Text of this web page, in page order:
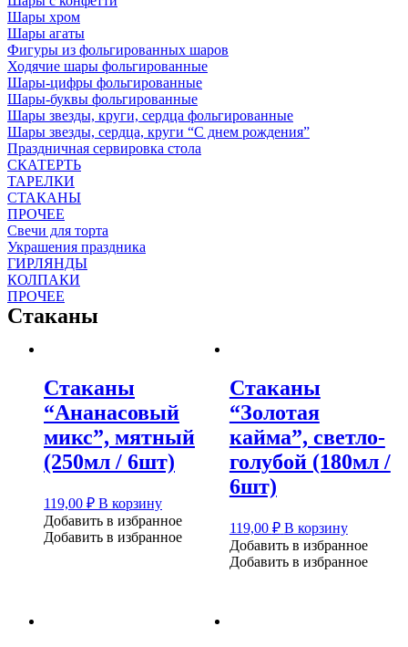
Шары хром
Шары агаты
Фигуры из фольгированных шаров
Ходячие шары фольгированные
Шары-цифры фольгированные
Шары-буквы фольгированные
Шары звезды, круги, сердца фольгированные
Шары звезды, сердца, круги “С днем рождения”
Праздничная сервировка стола
СКАТЕРТЬ
ТАРЕЛКИ
СТАКАНЫ
ПРОЧЕЕ
Свечи для торта
Украшения праздника
ГИРЛЯНДЫ
КОЛПАКИ
ПРОЧЕЕ
Стаканы
Стаканы
“Ананасовый
микс”, мятный
(250мл / 6шт)
119,00 ₽ В корзину
Добавить в избранное
Добавить в избранное
Стаканы
“Золотая
кайма”, светло-
голубой (180мл /
6шт)
119,00 ₽ В корзину
Добавить в избранное
Добавить в избранное